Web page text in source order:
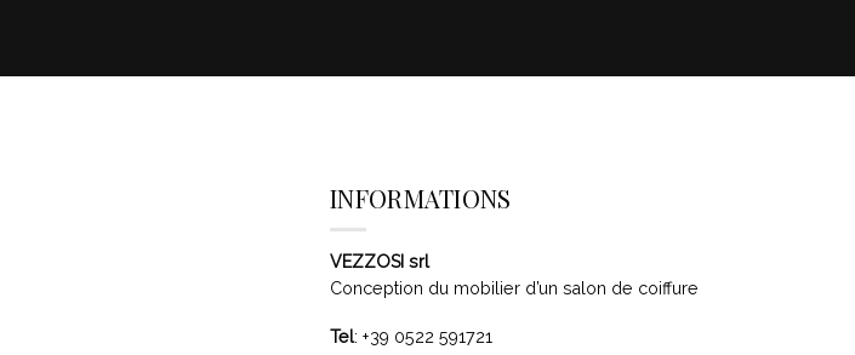
INFORMATIONS
VEZZOSI srl
Conception du mobilier d’un salon de coiffure
Tel: +39 0522 591721